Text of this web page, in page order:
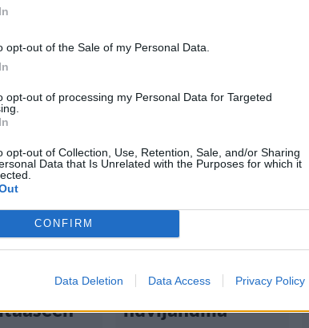
opt-out of the Sale of my Personal Data.
opt-out of processing my Personal Data for Targeted
opt-out of Collection, Use, Retention, Sale, and/or Sharing
Data that Is Unrelated with the Purposes for which it
CONFIRM
Data Deletion Data Access Privacy Policy
Ryyti
päässä
Viihdeuutiset
Rosa-Maria Ryyti
palvoi aurinkoa
huvijahdilla